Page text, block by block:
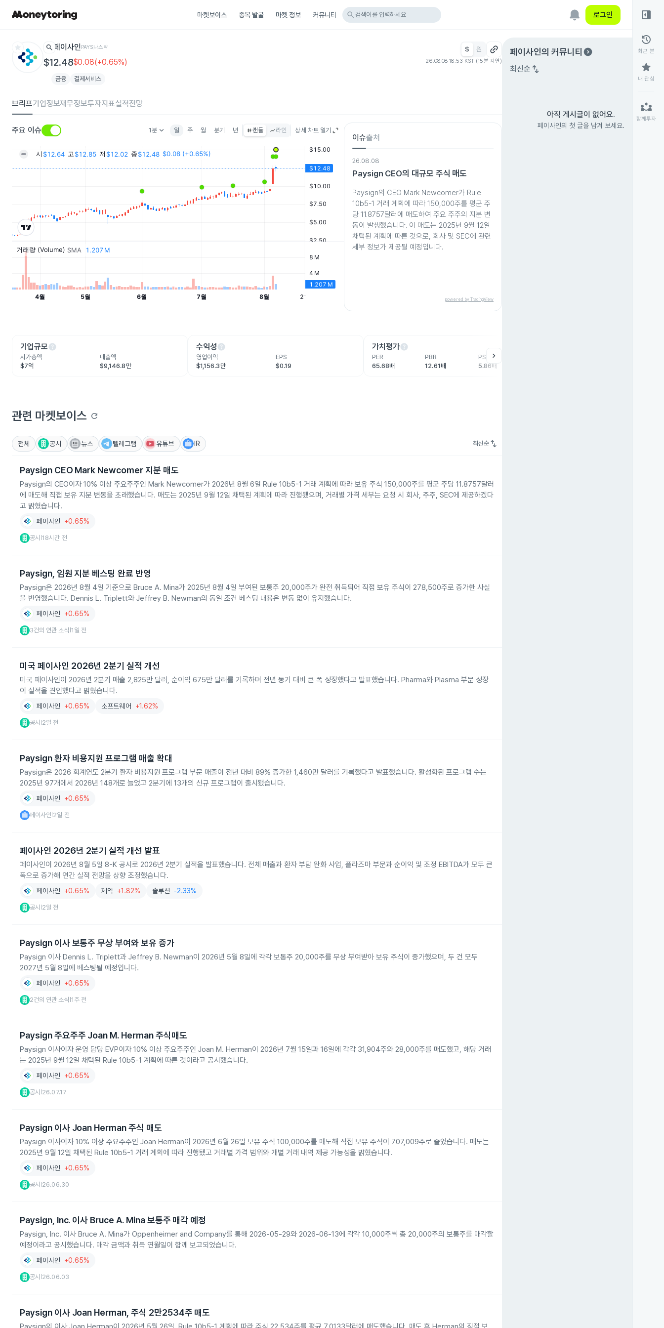
마켓보이스 종목 발굴 마켓 정보 커뮤니티 search 검색어를 입력하세요 로그인
star search 페이사인PAYS나스닥
$12.48$0.08(+0.65%)
$ 원
26.08.08 18:53 KST (15분 지연)
금융 결제서비스
브리프기업정보재무정보투자지표실적전망
주요 이슈 1분keyboard_arrow_down 일 주 월 분기 년 캔들 라인 상세 차트 열기
이슈출처
26.08.08
Paysign CEO의 대규모 주식 매도
Paysign의 CEO Mark Newcomer가 Rule
10b5-1 거래 계획에 따라 150,000주를 평균 주
당 11.8757달러에 매도하여 주요 주주의 지분 변
동이 발생했습니다. 이 매도는 2025년 9월 12일
채택된 계획에 따른 것으로, 회사 및 SEC에 관련
세부 정보가 제공될 예정입니다.
powered by TradingView
기업규모help
시가총액
$7억
매출액
$9,146.8만
수익성help
영업이익
$1,156.3만
EPS
$0.19
가치평가help
PER
65.68배
PBR
12.61배
PSR
5.86배
chevron_right
관련 마켓보이스 refresh
전체 공시 뉴스 텔레그램 유튜브 IR 최신순 swap_vert
Paysign CEO Mark Newcomer 지분 매도
Paysign의 CEO이자 10% 이상 주요주주인 Mark Newcomer가 2026년 8월 6일 Rule 10b5-1 거래 계획에 따라 보유 주식 150,000주를 평균 주당 11.8757달러
에 매도해 직접 보유 지분 변동을 초래했습니다. 매도는 2025년 9월 12일 채택된 계획에 따라 진행됐으며, 거래별 가격 세부는 요청 시 회사, 주주, SEC에 제공하겠다
고 밝혔습니다.
페이사인 +0.65%
공시 |18시간 전
Paysign, 임원 지분 베스팅 완료 반영
Paysign은 2026년 8월 4일 기준으로 Bruce A. Mina가 2025년 8월 4일 부여된 보통주 20,000주가 완전 취득되어 직접 보유 주식이 278,500주로 증가한 사실
을 반영했습니다. Dennis L. Triplett와 Jeffrey B. Newman의 동일 조건 베스팅 내용은 변동 없이 유지했습니다.
페이사인 +0.65%
3건의 연관 소식 1일 전
미국 페이사인 2026년 2분기 실적 개선
미국 페이사인이 2026년 2분기 매출 2,825만 달러, 순이익 675만 달러를 기록하며 전년 동기 대비 큰 폭 성장했다고 발표했습니다. Pharma와 Plasma 부문 성장
이 실적을 견인했다고 밝혔습니다.
페이사인 +0.65% 소프트웨어 +1.62%
공시 2일 전
Paysign 환자 비용지원 프로그램 매출 확대
Paysign은 2026 회계연도 2분기 환자 비용지원 프로그램 부문 매출이 전년 대비 89% 증가한 1,460만 달러를 기록했다고 발표했습니다. 활성화된 프로그램 수는
2025년 97개에서 2026년 148개로 늘었고 2분기에 13개의 신규 프로그램이 출시됐습니다.
페이사인 +0.65%
페이사인 2일 전
페이사인 2026년 2분기 실적 개선 발표
페이사인이 2026년 8월 5일 8-K 공시로 2026년 2분기 실적을 발표했습니다. 전체 매출과 환자 부담 완화 사업, 플라즈마 부문과 순이익 및 조정 EBITDA가 모두 큰
폭으로 증가해 연간 실적 전망을 상향 조정했습니다.
페이사인 +0.65% 제약 +1.82% 솔루션 -2.33%
공시 2일 전
Paysign 이사 보통주 무상 부여와 보유 증가
Paysign 이사 Dennis L. Triplett과 Jeffrey B. Newman이 2026년 5월 8일에 각각 보통주 20,000주를 무상 부여받아 보유 주식이 증가했으며, 두 건 모두
2027년 5월 8일에 베스팅될 예정입니다.
페이사인 +0.65%
2건의 연관 소식 1주 전
Paysign 주요주주 Joan M. Herman 주식매도
Paysign 이사이자 운영 담당 EVP이자 10% 이상 주요주주인 Joan M. Herman이 2026년 7월 15일과 16일에 각각 31,904주와 28,000주를 매도했고, 해당 거래
는 2025년 9월 12일 채택된 Rule 10b5-1 계획에 따른 것이라고 공시했습니다.
페이사인 +0.65%
공시 26.07.17
Paysign 이사 Joan Herman 주식 매도
Paysign 이사이자 10% 이상 주요주주인 Joan Herman이 2026년 6월 26일 보유 주식 100,000주를 매도해 직접 보유 주식이 707,009주로 줄었습니다. 매도는
2025년 9월 12일 채택된 Rule 10b5-1 거래 계획에 따라 진행됐고 거래별 가격 범위와 개별 거래 내역 제공 가능성을 밝혔습니다.
페이사인 +0.65%
공시 26.06.30
Paysign, Inc. 이사 Bruce A. Mina 보통주 매각 예정
Paysign, Inc. 이사 Bruce A. Mina가 Oppenheimer and Company를 통해 2026-05-29와 2026-06-13에 각각 10,000주씩 총 20,000주의 보통주를 매각할
예정이라고 공시했습니다. 매각 금액과 취득 연월일이 함께 보고되었습니다.
페이사인 +0.65%
공시 26.06.03
Paysign 이사 Joan Herman, 주식 2만2534주 매도
페이사인의 커뮤니티 expand_circle_right
최신순 swap_vert
아직 게시글이 없어요.
페이사인의 첫 글을 남겨 보세요.
right_panel_open
history
최근 본
star
내 관심
partner_exchange
함께투자